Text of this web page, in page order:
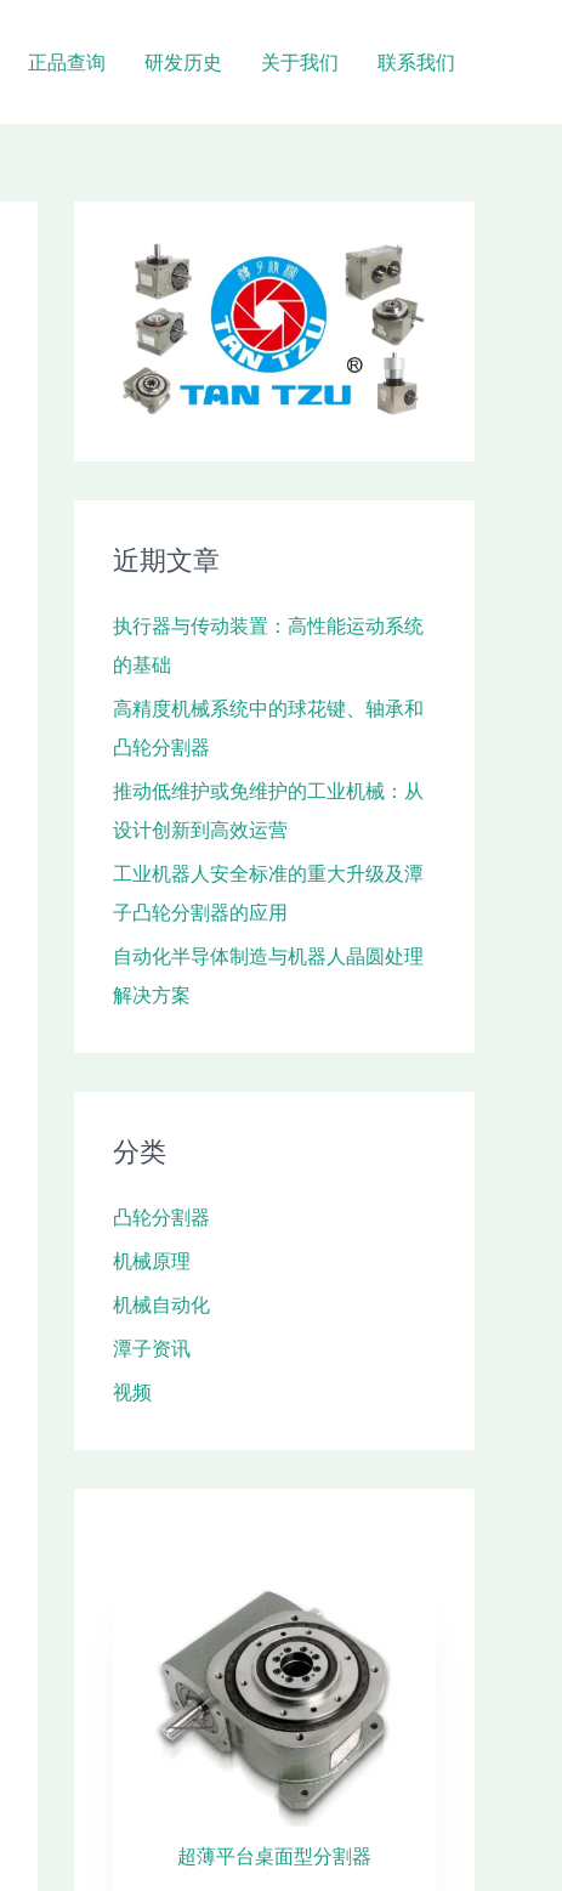
正品查询 研发历史 关于我们 联系我们
近期文章
执行器与传动装置：高性能运动系统
的基础
高精度机械系统中的球花键、轴承和
凸轮分割器
推动低维护或免维护的工业机械：从
设计创新到高效运营
工业机器人安全标准的重大升级及潭
子凸轮分割器的应用
自动化半导体制造与机器人晶圆处理
解决方案
分类
凸轮分割器
机械原理
机械自动化
潭子资讯
视频
超薄平台桌面型分割器